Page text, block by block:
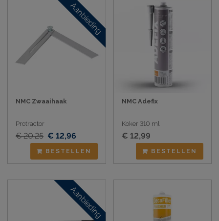
Aanbieding
NMC Zwaaihaak
Protractor
€ 20,25 € 12,96
BESTELLEN
NMC Adefix
Koker 310 ml
€ 12,99
BESTELLEN
Aanbieding